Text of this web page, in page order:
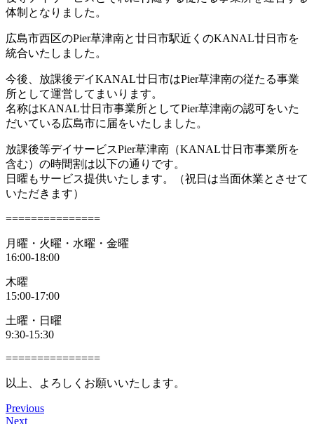
体制となりました。
広島市西区のPier草津南と廿日市駅近くのKANAL廿日市を
統合いたしました。
今後、放課後デイKANAL廿日市はPier草津南の従たる事業
所として運営してまいります。
名称はKANAL廿日市事業所としてPier草津南の認可をいた
だいている広島市に届をいたしました。
放課後等デイサービスPier草津南（KANAL廿日市事業所を
含む）の時間割は以下の通りです。
日曜もサービス提供いたします。（祝日は当面休業とさせて
いただきます）
===============
月曜・火曜・水曜・金曜
16:00-18:00
木曜
15:00-17:00
土曜・日曜
9:30-15:30
===============
以上、よろしくお願いいたします。
Previous
Next